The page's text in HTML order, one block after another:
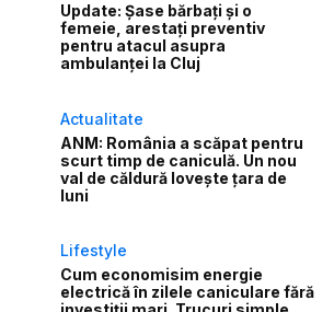
Update: Șase bărbați și o
femeie, arestați preventiv
pentru atacul asupra
ambulanței la Cluj
Actualitate
ANM: România a scăpat pentru
scurt timp de caniculă. Un nou
val de căldură lovește țara de
luni
Lifestyle
Cum economisim energie
electrică în zilele caniculare fără